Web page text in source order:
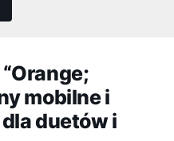
mobilne i
duetów i